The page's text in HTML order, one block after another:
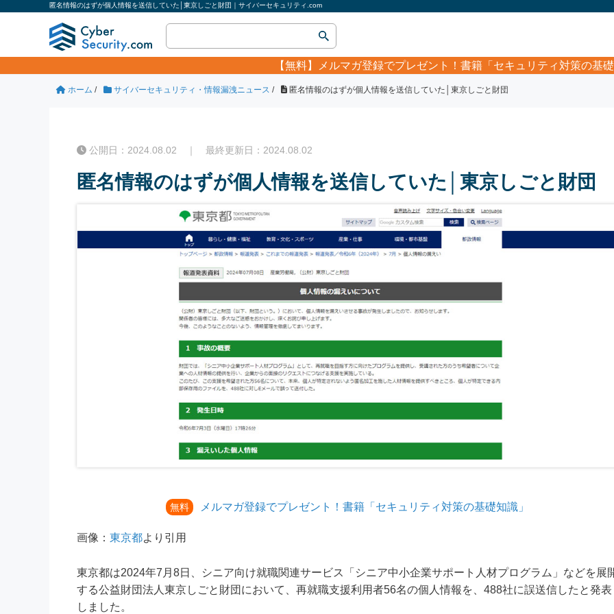
匿名情報のはずが個人情報を送信していた│東京しごと財団｜サイバーセキュリティ.com
【無料】 メルマガ登録でプレゼント！書籍「セキュリティ対策の基
ホーム / サイバーセキュリティ・情報漏洩ニュース / 匿名情報のはずが個人情報を送信していた│東京しごと財団
公開日：2024.08.02 ｜ 最終更新日：2024.08.02
匿名情報のはずが個人情報を送信していた│東京しごと財団
無料 メルマガ登録でプレゼント！書籍「セキュリティ対策の基礎知識」
画像： 東京都より引用
東京都は2024年7月8日、シニア向け就職関連サービス「シニア中小企業サポート人材プログラム」などを展
する公益財団法人東京しごと財団において、再就職支援利用者56名の個人情報を、488社に誤送信したと発表
しました。